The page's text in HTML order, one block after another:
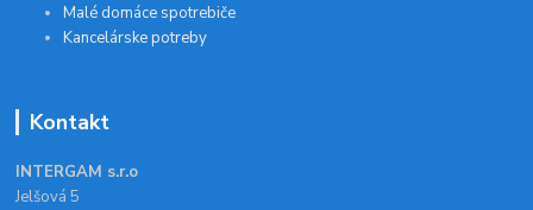
Malé domáce spotrebiče
Kancelárske potreby
Kontakt
INTERGAM s.r.o
Jelšová 5